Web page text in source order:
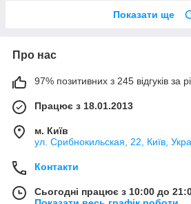
Показати ще
Про нас
97% позитивних з 245 відгуків за
Працює з 18.01.2013
м. Київ
ул. Срибнокильская, 22, Київ,
Контакти
Сьогодні працює з 10:00 до